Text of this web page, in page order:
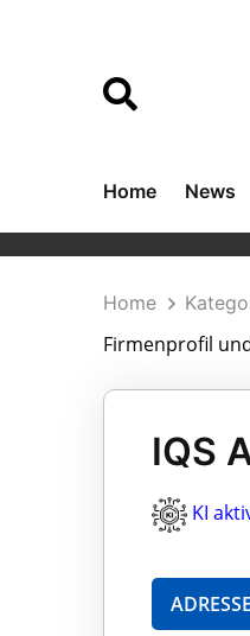
Home News
Home
Firmenprofil
IQS
KI
ADRESSE